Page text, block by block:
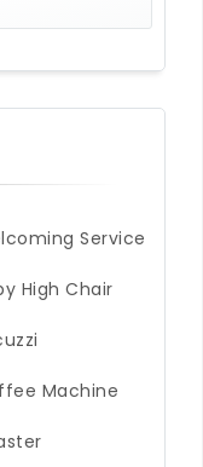
Service
High Chair
Machine